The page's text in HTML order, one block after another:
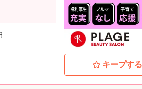
キープする